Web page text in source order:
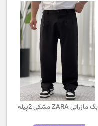
بگ مازراتی ZARA مشکی 2پیله